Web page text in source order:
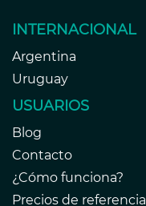
INTERNACIONAL
Argentina
Uruguay
USUARIOS
Blog
Contacto
¿Cómo funciona?
Precios de referencia